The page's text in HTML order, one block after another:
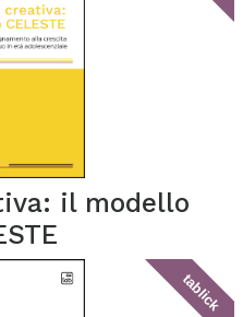
il modello
tablick